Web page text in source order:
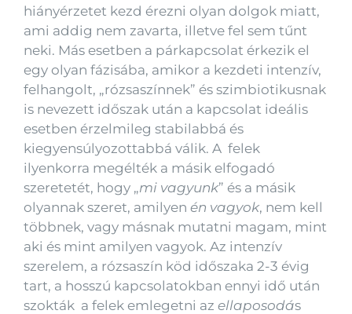
hiányérzetet kezd érezni olyan dolgok miatt,
ami addig nem zavarta, illetve fel sem tűnt
neki. Más esetben a párkapcsolat érkezik el
egy olyan fázisába, amikor a kezdeti intenzív,
felhangolt, „rózsaszínnek” és szimbiotikusnak
is nevezett időszak után a kapcsolat ideális
esetben érzelmileg stabilabbá és
kiegyensúlyozottabbá válik. A felek
ilyenkorra megélték a másik elfogadó
szeretetét, hogy „mi vagyunk” és a másik
olyannak szeret, amilyen én vagyok, nem kell
többnek, vagy másnak mutatni magam, mint
aki és mint amilyen vagyok. Az intenzív
szerelem, a rózsaszín köd időszaka 2-3 évig
tart, a hosszú kapcsolatokban ennyi idő után
szokták a felek emlegetni az ellaposodás